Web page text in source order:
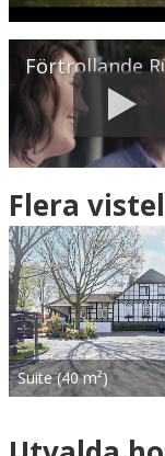
Förtrollande
Flera
Suite (40 m²)